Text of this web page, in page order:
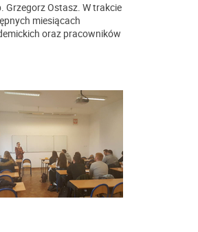
Grzegorz Ostasz. W trakcie
miesiącach
oraz pracowników